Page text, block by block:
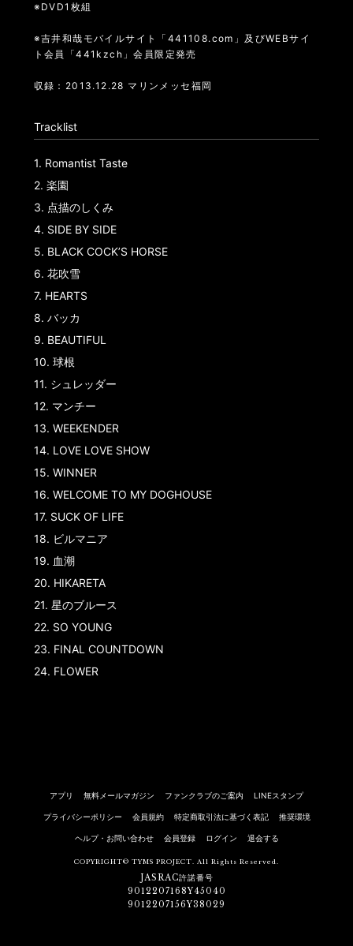
※DVD1枚組
※吉井和哉モバイルサイト「441108.com」及びWEBサイ
ト会員「441kzch」会員限定発売
収録：2013.12.28 マリンメッセ福岡
Tracklist
1. Romantist Taste
2. 楽園
3. 点描のしくみ
4. SIDE BY SIDE
5. BLACK COCK’S HORSE
6. 花吹雪
7. HEARTS
8. バッカ
9. BEAUTIFUL
10. 球根
11. シュレッダー
12. マンチー
13. WEEKENDER
14. LOVE LOVE SHOW
15. WINNER
16. WELCOME TO MY DOGHOUSE
17. SUCK OF LIFE
18. ビルマニア
19. 血潮
20. HIKARETA
21. 星のブルース
22. SO YOUNG
23. FINAL COUNTDOWN
24. FLOWER
アプリ 無料メールマガジン ファンクラブのご案内 LINEスタンプ
プライバシーポリシー 会員規約 特定商取引法に基づく表記 推奨環境
ヘルプ・お問い合わせ 会員登録 ログイン 退会する
COPYRIGHT© TYMS PROJECT. All Rights Reserved.
JASRAC許諾番号
9012207168Y45040
9012207156Y38029